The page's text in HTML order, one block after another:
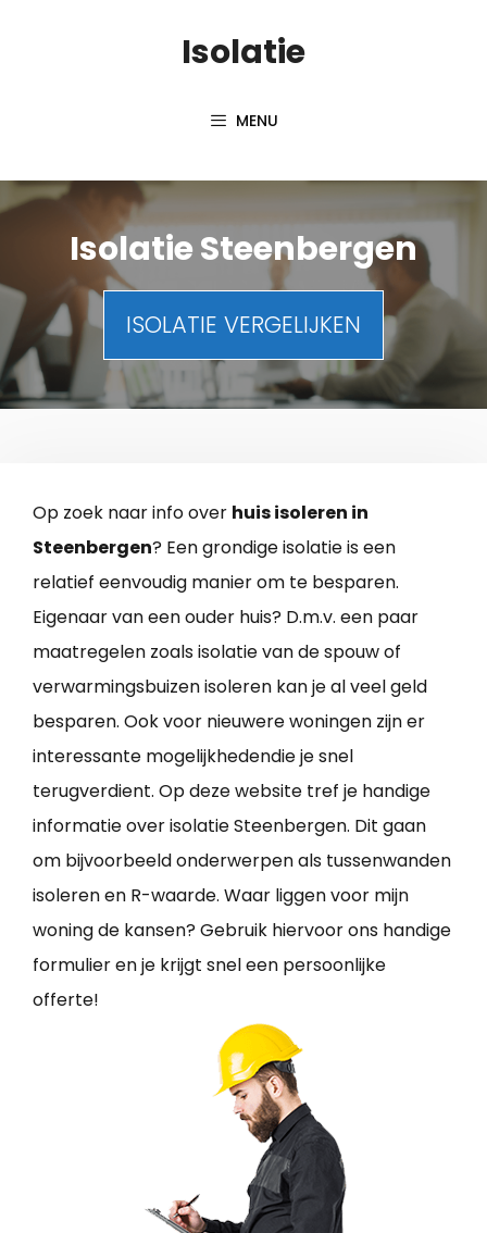
Isolatie
MENU
Isolatie Steenbergen
ISOLATIE VERGELIJKEN
Op zoek naar info over huis isoleren in
Steenbergen? Een grondige isolatie is een
relatief eenvoudig manier om te besparen.
Eigenaar van een ouder huis? D.m.v. een paar
maatregelen zoals isolatie van de spouw of
verwarmingsbuizen isoleren kan je al veel geld
besparen. Ook voor nieuwere woningen zijn er
interessante mogelijkhedendie je snel
terugverdient. Op deze website tref je handige
informatie over isolatie Steenbergen. Dit gaan
om bijvoorbeeld onderwerpen als tussenwanden
isoleren en R-waarde. Waar liggen voor mijn
woning de kansen? Gebruik hiervoor ons handige
formulier en je krijgt snel een persoonlijke
offerte!